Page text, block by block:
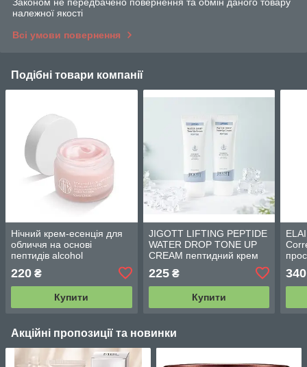
Законом не передбачено повернення та обмін даного товару
належної якості
Всі умови повернення
Подібні товари компанії
Нічний крем-есенція для
обличчя на основі
пептидів alcohol
essence cream 50 ml
220 ₴
Купити
JIGOTT LIFTING PEPTIDE
WATER DROP TONE UP
CREAM пептидний крем
зволоження й тонус шкіри
50ML
225₴
Купити
340
Акційні пропозиції та новинки